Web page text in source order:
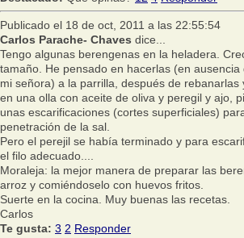
Publicado el 18 de oct, 2011 a las 22:55:54
Carlos Parache- Chaves dice...
Tengo algunas berengenas en la heladera.
tamaño. He pensado en hacerlas (en ausencia
mi señora) a la parrilla, después de
en una olla con aceite de oliva y peregil y ajo,
unas escarificaciones (cortes superficiales)
penetración de la sal.
Pero el perejil se había terminado y para
el filo adecuado....
Moraleja: la mejor manera de preparar las
arroz y comiéndoselo con huevos fritos.
Suerte en la cocina. Muy buenas las recetas.
Carlos
Te gusta: 3 2 Responder